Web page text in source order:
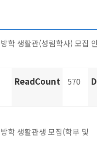
학 생활관(성림학사) 모집
ReadCount 570
학 생활관생 모집(학부 및